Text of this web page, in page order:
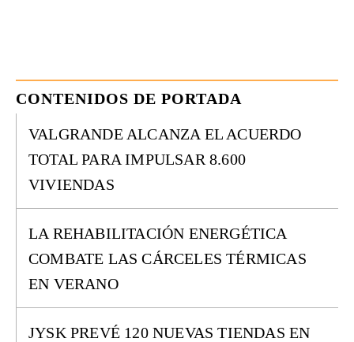
CONTENIDOS DE PORTADA
VALGRANDE ALCANZA EL ACUERDO
TOTAL PARA IMPULSAR 8.600
VIVIENDAS
LA REHABILITACIÓN ENERGÉTICA
COMBATE LAS CÁRCELES TÉRMICAS
EN VERANO
JYSK PREVÉ 120 NUEVAS TIENDAS EN